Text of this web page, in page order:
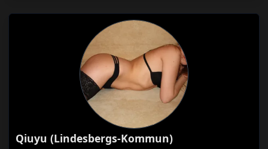
Qiuyu (Lindesbergs-Kommun)